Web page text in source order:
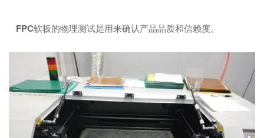
FPC软板的物理测试是用来确认产品品质和信赖度。